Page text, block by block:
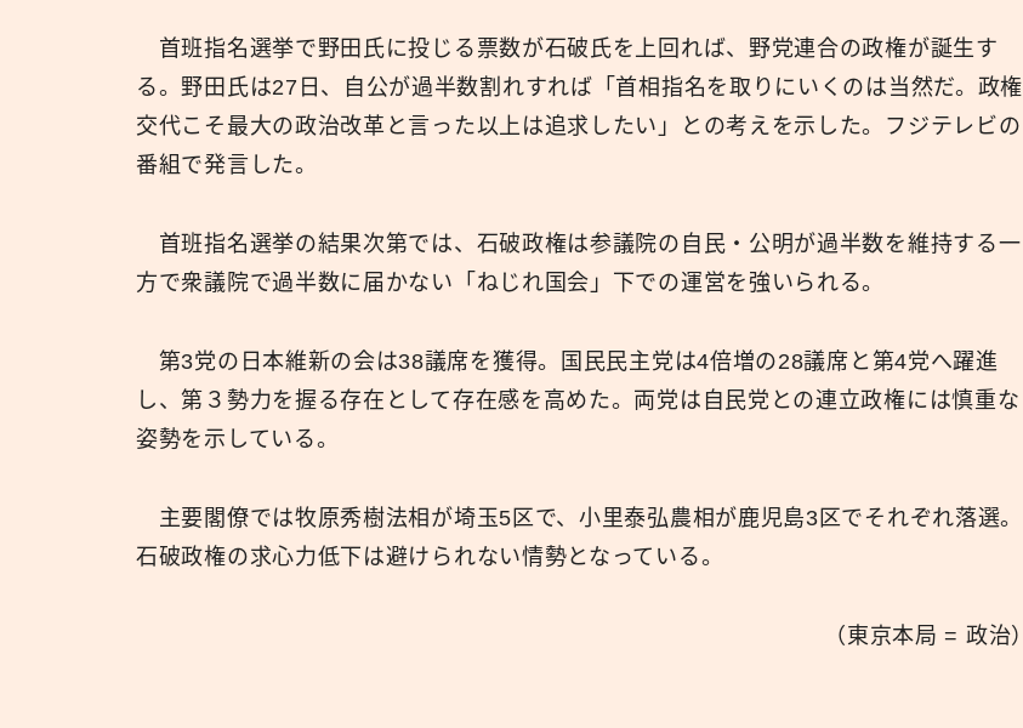
首班指名選挙で野田氏に投じる票数が石破氏を上回れば、野党連合の政権が誕生す
る。野田氏は27日、自公が過半数割れすれば「首相指名を取りにいくのは当然だ。政権
交代こそ最大の政治改革と言った以上は追求したい」との考えを示した。フジテレビの
番組で発言した。
首班指名選挙の結果次第では、石破政権は参議院の自民・公明が過半数を維持する一
方で衆議院で過半数に届かない「ねじれ国会」下での運営を強いられる。
第3党の日本維新の会は38議席を獲得。国民民主党は4倍増の28議席と第4党へ躍進
し、第３勢力を握る存在として存在感を高めた。両党は自民党との連立政権には慎重な
姿勢を示している。
主要閣僚では牧原秀樹法相が埼玉5区で、小里泰弘農相が鹿児島3区でそれぞれ落選。
石破政権の求心力低下は避けられない情勢となっている。
（東京本局 = 政治）